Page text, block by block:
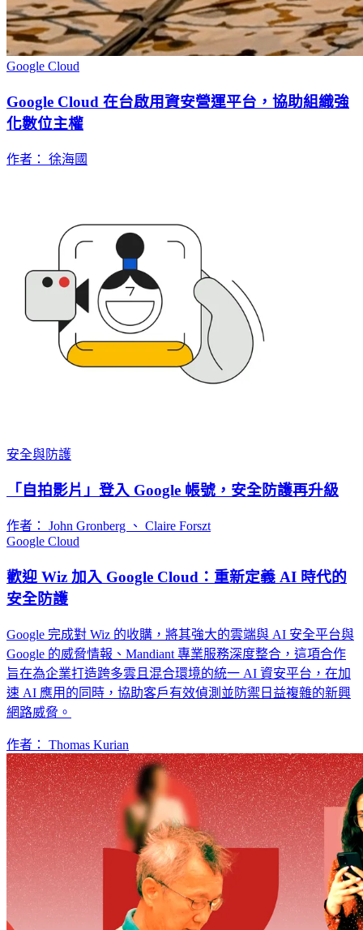
Google Cloud
Google Cloud 在台啟用資安營運平台，協助組織強
化數位主權
作者： 徐海國
安全與防護
「自拍影片」登入 Google 帳號，安全防護再升級
作者： John Gronberg 、 Claire Forszt
Google Cloud
歡迎 Wiz 加入 Google Cloud：重新定義 AI 時代的
安全防護
Google 完成對 Wiz 的收購，將其強大的雲端與 AI 安全平台與
Google 的威脅情報、Mandiant 專業服務深度整合，這項合作
旨在為企業打造跨多雲且混合環境的統一 AI 資安平台，在加
速 AI 應用的同時，協助客戶有效偵測並防禦日益複雜的新興
網路威脅。
作者： Thomas Kurian